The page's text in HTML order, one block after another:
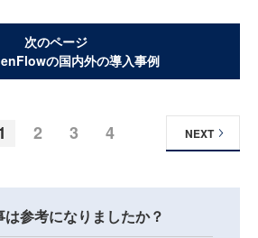
次のページ
の国内外の導入事例
2 3 4 NEXT
は参考になりましたか？